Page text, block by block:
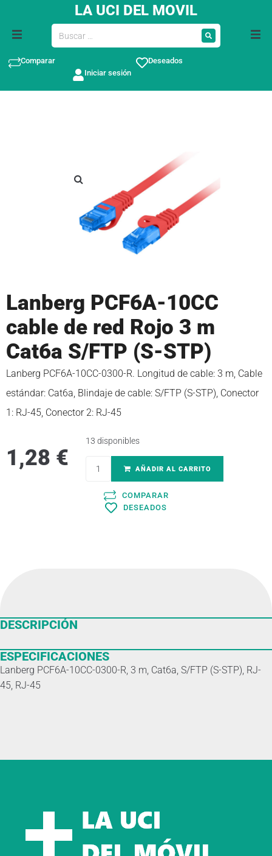
LA UCI DEL MOVIL
Comparar
Deseados
Iniciar sesión
Lanberg PCF6A-10CC
cable de red Rojo 3 m
Cat6a S/FTP (S-STP)
Lanberg PCF6A-10CC-0300-R. Longitud de cable: 3 m, Cable
estándar: Cat6a, Blindaje de cable: S/FTP (S-STP), Conector
1: RJ-45, Conector 2: RJ-45
1,28 €
13 disponibles
AÑADIR AL CARRITO
COMPARAR
DESEADOS
DESCRIPCIÓN
ESPECIFICACIONES
Lanberg PCF6A-10CC-0300-R, 3 m, Cat6a, S/FTP (S-STP), RJ-
45, RJ-45